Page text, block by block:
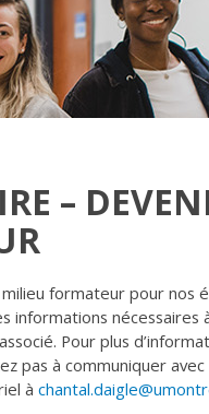
–
formateur pour nos
nécessaires
Pour plus
pas à communiquer
à